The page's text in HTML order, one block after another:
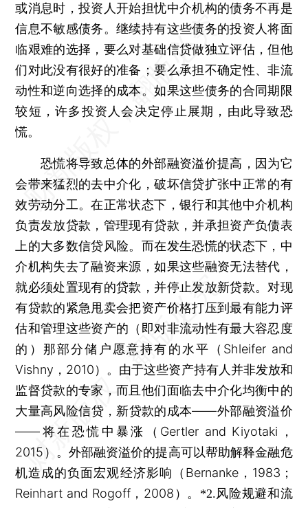
或消息时，投资人开始担忧中介机构的债务不再是
信息不敏感债务。继续持有这些债务的投资人将面
临艰难的选择，要么对基础信贷做独立评估，但他
们对此没有很好的准备；要么承担不确定性、非流
动性和逆向选择的成本。如果这些债务的合同期限
较短，许多投资人会决定停止展期，由此导致恐
慌。
恐慌将导致总体的外部融资溢价提高，因为它
会带来猛烈的去中介化，破坏信贷扩张中正常的有
效劳动分工。在正常状态下，银行和其他中介机构
负责发放贷款，管理现有贷款，并承担资产负债表
上的大多数信贷风险。而在发生恐慌的状态下，中
介机构失去了融资来源，如果这些融资无法替代，
就必须处置现有的贷款，并停止发放新贷款。对现
有贷款的紧急甩卖会把资产价格打压到最有能力评
估和管理这些资产的（即对非流动性有最大容忍度
的）那部分储户愿意持有的水平（Shleifer and
Vishny，2010）。由于这些资产持有人并非发放和
监督贷款的专家，而且他们面临去中介化均衡中的
大量高风险信贷，新贷款的成本——外部融资溢价
——将在恐慌中暴涨（Gertler and Kiyotaki，
2015）。外部融资溢价的提高可以帮助解释金融危
机造成的负面宏观经济影响（Bernanke，1983；
Reinhart and Rogoff，2008）。 *2.风险规避和流